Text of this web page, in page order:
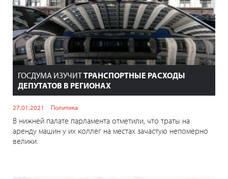
ГОСДУМА ИЗУЧИТТРАНСПОРТНЫЕ РАСХОДЫ
ДЕПУТАТОВ В РЕГИОНАХ
27.01.2021 Политика
В нижней палате парламента отметили, что траты на
аренду машин у их коллег на местах зачастую непомерно
велики.